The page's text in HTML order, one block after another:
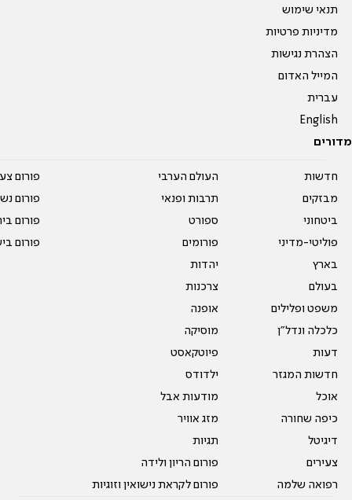
תנאי שימוש
מדיניות פרטיות
הצהרת נגישות
המייל האדום
עברית
English
מדורים
חדשות
מבזקים
ביטחוני
פוליטי-מדיני
בארץ
בעולם
משפט ופלילים
כלכלה ונדל"ן
דעות
חדשות המגזר
אוכל
כיפה שחורה
דיגיטל
צעירים
רפואה שלמה
העולם הערבי
תרבות ופנאי
ספורט
פורומים
יהדות
צרכנות
אופנה
מוסיקה
פיוטקאסט
ילדודס
מודעות אבל
מזג אוויר
תגיות
פורום הריון ולידה
פורום לקראת נישואין וזוגיות
פורום
פורום
פורום
פורום